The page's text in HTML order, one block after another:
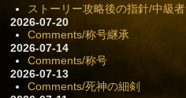
ストーリー攻略後の指針/中級者
2026-07-20
Comments/称号継承
2026-07-14
Comments/称号
2026-07-13
Comments/死神の細剣